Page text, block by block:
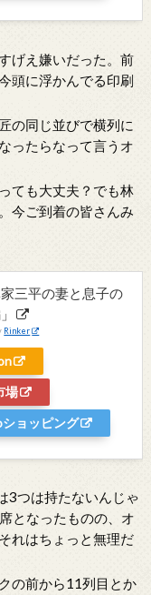
げえ嫌いだった。前
頭に浮かんでる印刷
の同じ並びで横列に
ったらなって言うオ
ても大丈夫？でも林
今ご到着の皆さんみ
家三平の妻と息子の
Rinker
場
ショッピング
3つは持たないんじゃ
となったものの、オ
れはちょっと無理だ
の前から11列目とか